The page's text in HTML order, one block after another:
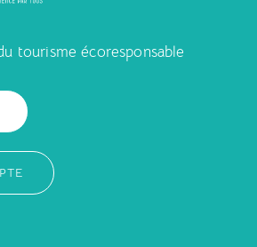
tourisme écoresponsable